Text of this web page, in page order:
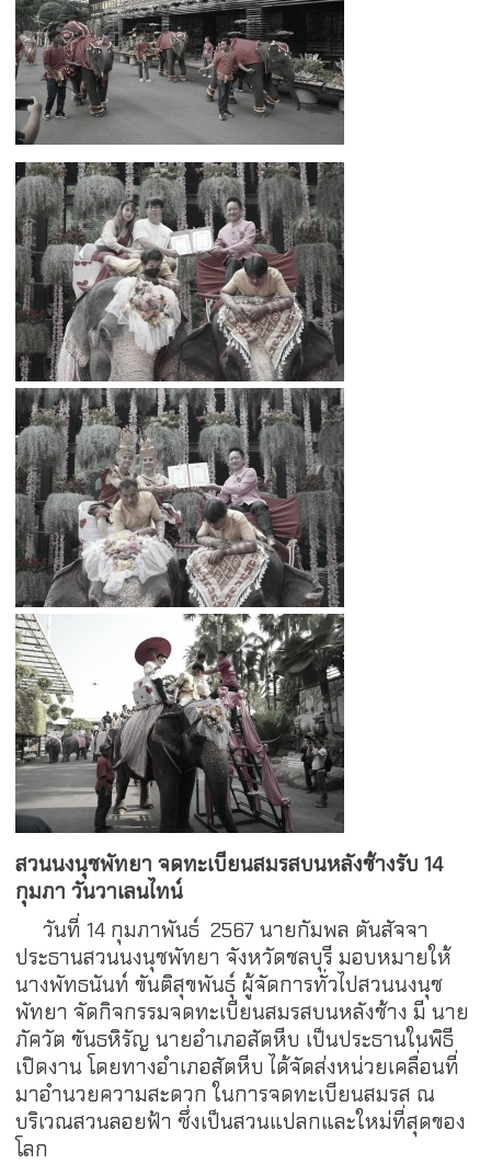
สวนนงนุชพัทยา จดทะเบียนสมรสบนหลังช้างรับ 14
กุมภา วันวาเลนไทน์
วันที่ 14 กุมภาพันธ์ 2567 นายกัมพล ตันสัจจา
ประธานสวนนงนุชพัทยา จังหวัดชลบุรี มอบหมายให้
นางพัทธนันท์ ขันติสุขพันธุ์ ผู้จัดการทั่วไปสวนนงนุช
พัทยา จัดกิจกรรมจดทะเบียนสมรสบนหลังช้าง มี นาย
ภัควัต ขันธหิรัญ นายอำเภอสัตหีบ เป็นประธานในพิธี
เปิดงาน โดยทางอำเภอสัตหีบ ได้จัดส่งหน่วยเคลื่อนที่
มาอำนวยความสะดวก ในการจดทะเบียนสมรส ณ
บริเวณสวนลอยฟ้า ซึ่งเป็นสวนแปลกและใหม่ที่สุดของ
โลก